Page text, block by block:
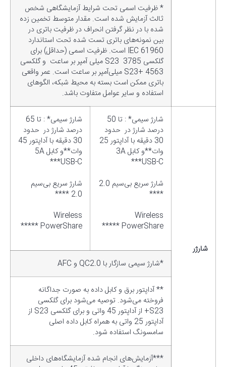
* ظرفیت اسمی تحت شرایط آزمایشگاهی شخص
ثالث آزمایش شده است. مقدار متوسط تخمین زده
شده با در نظر گرفتن انحراف در ظرفیت باتری در
بین نمونه‌های باتری تست شده تحت استاندارد
IEC 61960 است. ظرفیت اسمی (حداقل) برای
گلکسی S23 3785 میلی آمپر بر ساعت و گلکسی
S23+ 4563 میلی‌آمپر بر ساعت است. عمر واقعی
باتری ممکن است بسته به محیط شبکه، الگوهای
استفاده و سایر عوامل متفاوت باشد.
شارژر
شارژ سیمی* : تا 50
درصد شارژ در حدود
30 دقیقه با آداپتور 25
وات**و کابل 3A
USB-C***
شارژ سریع بی‌سیم 2.0
****
Wireless
PowerShare *****
شارژ سیمی* : تا 65
درصد شارژ در حدود
30 دقیقه با آداپتور 45
وات**و کابل 5A
USB-C***
شارژ سریع بی‌سیم
2.0 ****
Wireless
PowerShare *****
*شارژ سیمی سازگار با QC2.0 و AFC
** آداپتور برق و کابل داده به صورت جداگانه
فروخته می‌شود. توصیه می‌شود برای گلکسی
S23+ از آداپتور 45 واتی و برای گلکسی S23 از
آداپتور 25 واتی به همراه کابل داده اصلی
سامسونگ استفاده شود.
***آزمایش‌های انجام شده آزمایشگاه‌های داخلی